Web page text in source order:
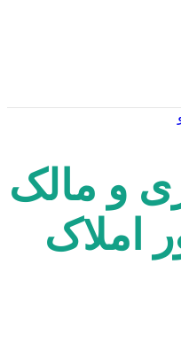
و مالک
املاک